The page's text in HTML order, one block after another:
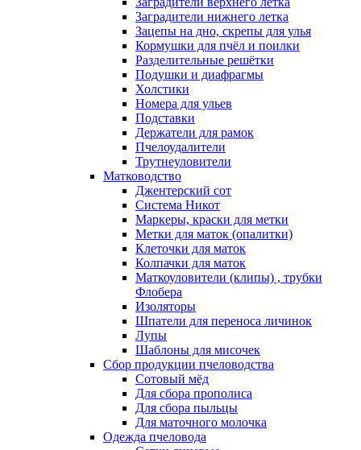
Заградители нижнего летка
Зацепы на дно, скрепы для улья
Кормушки для пчёл и поилки
Разделительные решётки
Подушки и диафрагмы
Холстики
Номера для ульев
Подставки
Держатели для рамок
Пчелоудалители
Трутнеуловители
Матководство
Джентерский сот
Система Никот
Маркеры, краски для метки
Метки для маток (опалитки)
Клеточки для маток
Колпачки для маток
Маткоуловители (клипы) , трубки
Флобера
Изоляторы
Шпатели для переноса личинок
Лупы
Шаблоны для мисочек
Сбор продукции пчеловодства
Сотовый мёд
Для сбора прополиса
Для сбора пыльцы
Для маточного молочка
Одежда пчеловода